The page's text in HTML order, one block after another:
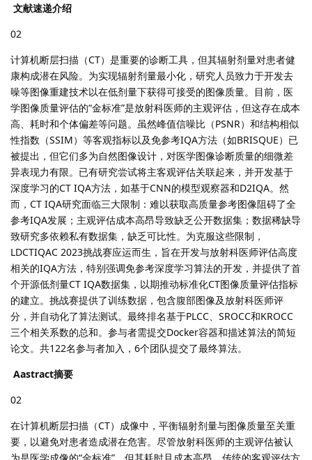
文献速递介绍
02
计算机断层扫描（CT）是重要的诊断工具，但其辐射剂量对患者健
康构成潜在风险。为实现辐射剂量最小化，研究人员致力于开发去
噪等图像重建技术以在低剂量下获得可接受的图像质量。目前，医
学图像质量评估的“金标准”是放射科医师的主观评估，但这存在成本
高、耗时和个体偏差等问题。虽然峰值信噪比（PSNR）和结构相似
性指数（SSIM）等客观指标以及免参考IQA方法（如BRISQUE）已
被提出，但它们多为自然图像设计，对医学图像诊断质量的细微差
异表现力有限。已有研究尝试将主客观评估关联起来，并开发基于
深度学习的CT IQA方法，如基于CNN的模型观察器和D2IQA。然
而，CT IQA研究面临三大限制：难以获取高质量参考图像阻碍了全
参考IQA发展；主观评估成本高昂导致缺乏公开数据集；数据稀缺导
致研究多依赖私有数据集，缺乏可比性。为克服这些限制，
LDCTIQAC 2023挑战赛应运而生，旨在开发与放射科医师评估高度
相关的IQA方法，特别强调免参考深度学习算法的开发，并提供了首
个开源低剂量CT IQA数据集，以期推动标准化CT图像质量评估指标
的建立。挑战赛提供了训练数据，包含腹部图像及放射科医师评
分，并自动化了算法测试。最终排名基于PLCC、SROCC和KROCC
三个相关系数的总和。参与者需提交Docker容器和描述算法的简短
论文。共122名参与者加入，6个团队提交了最终算法。
Aastract摘要
02
在计算机断层扫描（CT）成像中，平衡辐射剂量与图像质量至关重
要，以避免对患者造成潜在危害。尽管放射科医师的主观评估被认